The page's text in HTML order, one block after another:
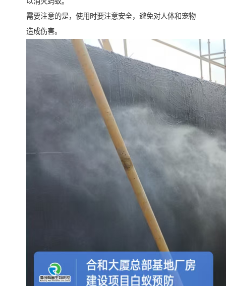
需要注意的是，使用时要注意安全，避免对人体和宠物
造成伤害。